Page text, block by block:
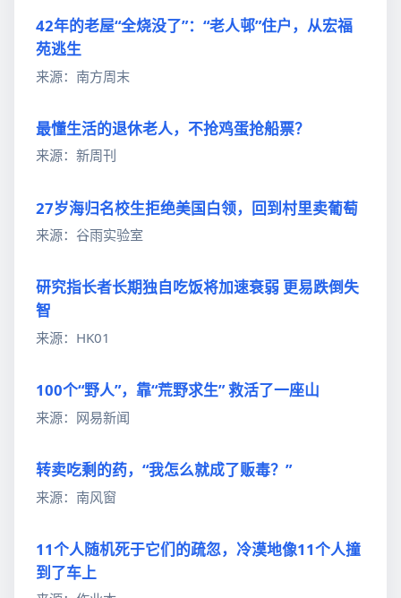
42年的老屋“全烧没了”：“老人邨”住户，从宏福
苑逃生
来源：南方周末
最懂生活的退休老人，不抢鸡蛋抢船票？
来源：新周刊
27岁海归名校生拒绝美国白领，回到村里卖葡萄
来源：谷雨实验室
研究指长者长期独自吃饭将加速衰弱 更易跌倒失
智
来源：HK01
100个“野人”，靠“荒野求生” 救活了一座山
来源：网易新闻
转卖吃剩的药，“我怎么就成了贩毒？”
来源：南风窗
11个人随机死于它们的疏忽，冷漠地像11个人撞
到了车上